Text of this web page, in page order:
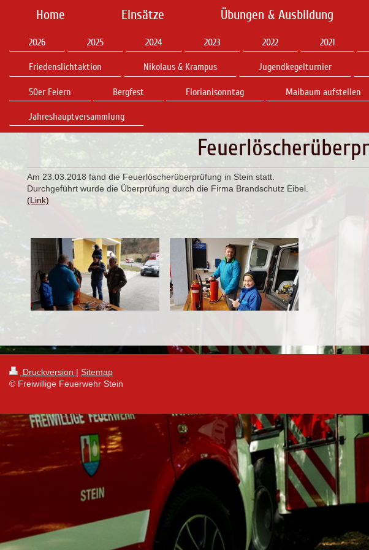
Home Einsätze Übungen & Ausbildung
2026 2025 2024 2023 2022 2021
Friedenslichtaktion Nikolaus & Krampus Jugendkegelturnier
50er Feiern Bergfest Florianisonntag Maibaum aufstellen
Jahreshauptversammlung
Am 23.03.2018 fand die Feuerlöscherüberprüfung in Stein statt.
Durchgeführt wurde die Überprüfung durch die Firma Brandschutz Eibel.
(Link)
Druckversion | Sitemap
© Freiwillige Feuerwehr Stein